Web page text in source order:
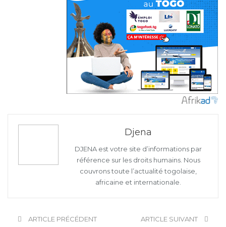
Djena
DJENA est votre site d’informations par
référence sur les droits humains. Nous
couvrons toute l’actualité togolaise,
africaine et internationale.
ARTICLE PRÉCÉDENT ARTICLE SUIVANT